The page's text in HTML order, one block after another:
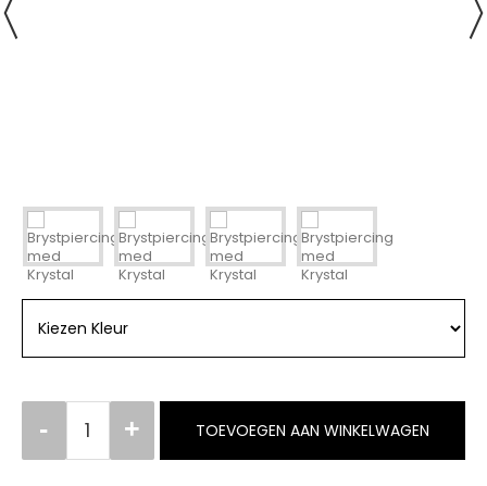
TOEVOEGEN AAN WINKELWAGEN